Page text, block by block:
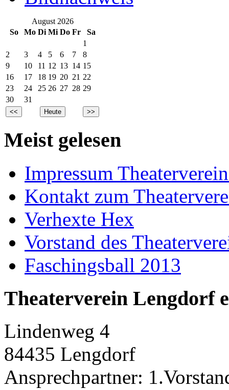
August 2026
So
Mo Di Mi Do Fr
Sa
1
2
3 4 5 6 7
8
9
10 11 12 13 14 15
16
17 18 19 20 21 22
23
24 25 26 27 28 29
30
31
Meist gelesen
Impressum
Kontakt zum
Verhexte Hex
Vorstand des
Faschingsball 2013
Theaterverein Lengdorf
Lindenweg 4
84435 Lengdorf
Ansprechpartner: